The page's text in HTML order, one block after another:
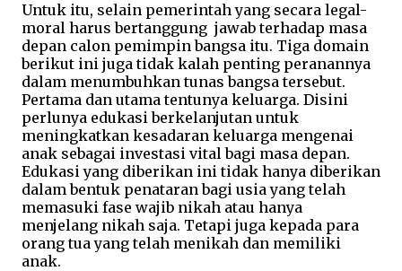
Untuk itu, selain pemerintah yang secara legal-
moral harus bertanggung jawab terhadap masa
depan calon pemimpin bangsa itu. Tiga domain
berikut ini juga tidak kalah penting peranannya
dalam menumbuhkan tunas bangsa tersebut.
Pertama dan utama tentunya keluarga. Disini
perlunya edukasi berkelanjutan untuk
meningkatkan kesadaran keluarga mengenai
anak sebagai investasi vital bagi masa depan.
Edukasi yang diberikan ini tidak hanya diberikan
dalam bentuk penataran bagi usia yang telah
memasuki fase wajib nikah atau hanya
menjelang nikah saja. Tetapi juga kepada para
orang tua yang telah menikah dan memiliki
anak.